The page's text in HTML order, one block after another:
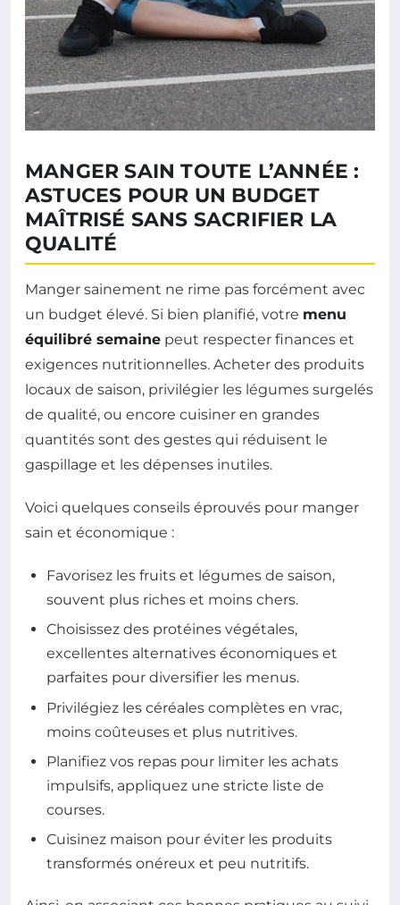
MANGER SAIN TOUTE L’ANNÉE :
ASTUCES POUR UN BUDGET
MAÎTRISÉ SANS SACRIFIER LA
QUALITÉ
Manger sainement ne rime pas forcément avec
un budget élevé. Si bien planifié, votre menu
équilibré semaine peut respecter finances et
exigences nutritionnelles. Acheter des produits
locaux de saison, privilégier les légumes surgelés
de qualité, ou encore cuisiner en grandes
quantités sont des gestes qui réduisent le
gaspillage et les dépenses inutiles.
Voici quelques conseils éprouvés pour manger
sain et économique :
Favorisez les fruits et légumes de saison,
souvent plus riches et moins chers.
Choisissez des protéines végétales,
excellentes alternatives économiques et
parfaites pour diversifier les menus.
Privilégiez les céréales complètes en vrac,
moins coûteuses et plus nutritives.
Planifiez vos repas pour limiter les achats
impulsifs, appliquez une stricte liste de
courses.
Cuisinez maison pour éviter les produits
transformés onéreux et peu nutritifs.